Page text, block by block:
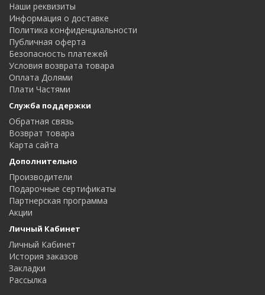
Наши реквизиты
Информация о доставке
Политика конфиденциальности
Публичная оферта
Безопасность платежей
Условия возврата товара
Оплата Долями
Плати Частями
Служба поддержки
Обратная связь
Возврат товара
Карта сайта
Дополнительно
Производители
Подарочные сертификаты
Партнерская программа
Акции
Личный Кабинет
Личный Кабинет
История заказов
Закладки
Рассылка